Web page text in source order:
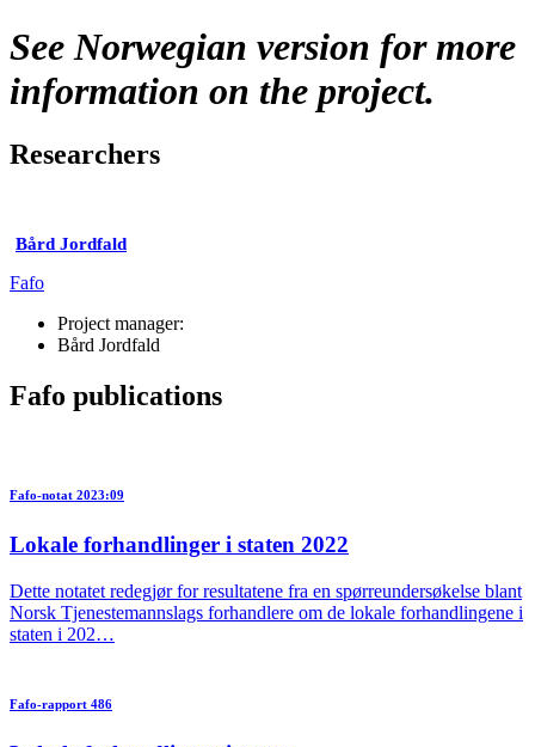
See Norwegian version for more
information on the project.
Researchers
Bård Jordfald
Fafo
Project manager:
Bård Jordfald
Fafo publications
Fafo-notat 2023:09
Lokale forhandlinger i staten 2022
Dette notatet redegjør for resultatene fra en spørreundersøkelse blant
Norsk Tjenestemannslags forhandlere om de lokale forhandlingene i
staten i 202…
Fafo-rapport 486